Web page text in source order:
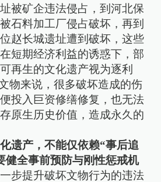
被矿企违法侵占，到河北保
石料加工厂侵占破坏，再到
赵长城遗址遭到破坏，这些
短期经济利益的诱惑下，部
再生的文化遗产视为逐利
物来说，很多破坏造成的伤
投入巨资修缮修复，也无法
原生历史价值，造成永久的
遗产，不能仅依赖“事后追
健全事前预防与刚性惩戒机
步提升破坏文物行为的违法